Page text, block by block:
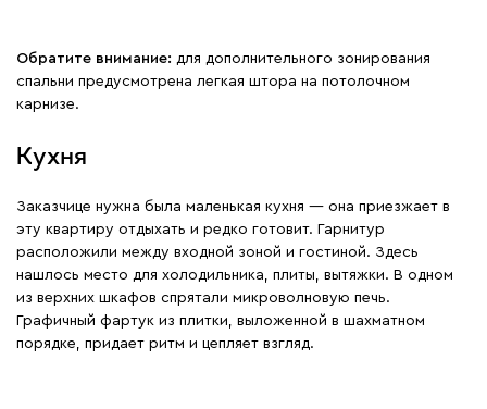
Обратите внимание: для дополнительного зонирования
спальни предусмотрена легкая штора на потолочном
карнизе.
Кухня
Заказчице нужна была маленькая кухня — она приезжает в
эту квартиру отдыхать и редко готовит. Гарнитур
расположили между входной зоной и гостиной. Здесь
нашлось место для холодильника, плиты, вытяжки. В одном
из верхних шкафов спрятали микроволновую печь.
Графичный фартук из плитки, выложенной в шахматном
порядке, придает ритм и цепляет взгляд.